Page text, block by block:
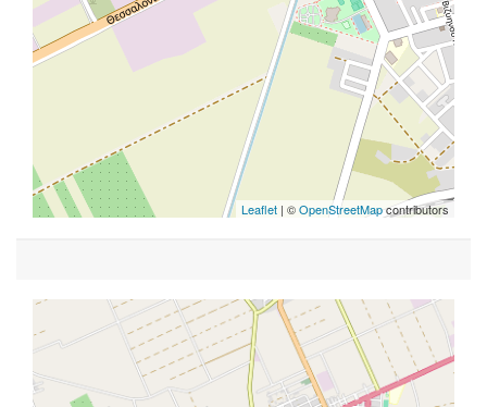
Leaflet | ©OpenStreetMapcontributors